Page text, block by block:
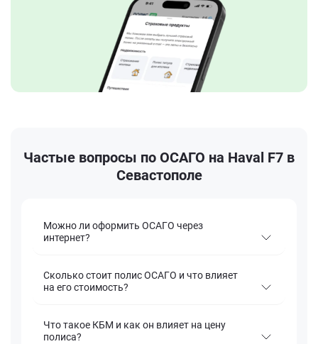
Частые вопросы по ОСАГО на Haval F7 в
Севастополе
Можно ли оформить ОСАГО через
интернет?
Сколько стоит полис ОСАГО и что влияет
на его стоимость?
Что такое КБМ и как он влияет на цену
полиса?